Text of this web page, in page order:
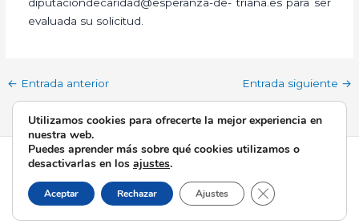
evaluada su solicitud.
← Entrada anterior Entrada siguiente →
Todos los derechos © 2026 Esperanza de Triana | Funciona
gracias aTema Astra para WordPress
Utilizamos cookies para ofrecerte la mejor experiencia en
nuestra web.
Puedes aprender más sobre qué cookies utilizamos o
desactivarlas en los ajustes.
Aceptar Rechazar Ajustes Cerrar el banner